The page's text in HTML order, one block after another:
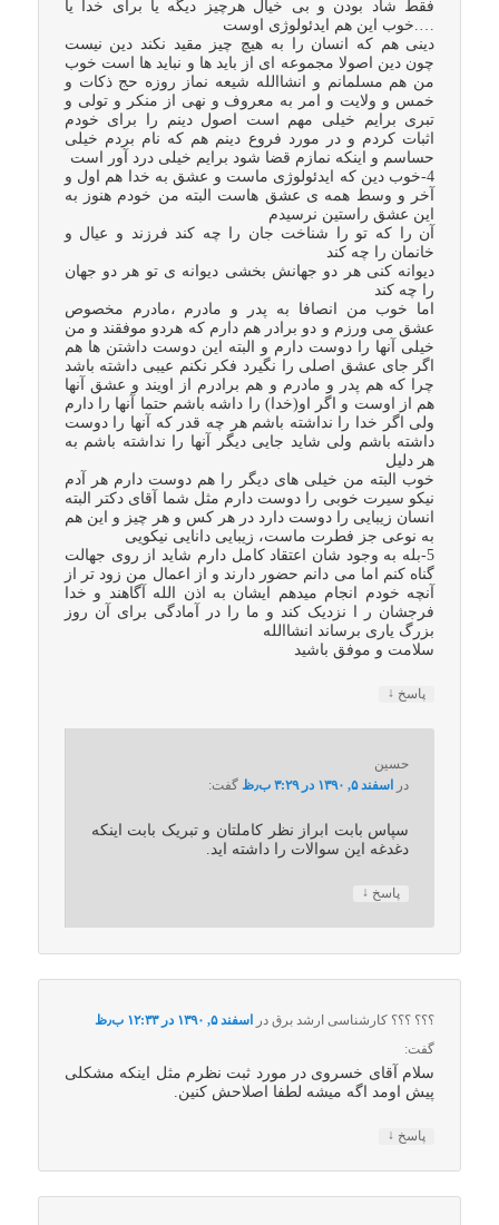
فقط شاد بودن و بی خیال هرچیز دیگه یا برای خدا یا
….خوب این هم ایدئولوژی اوست
دینی هم که انسان را به هیچ چیز مقید نکند دین نیست
چون دین اصولا مجموعه ای از باید ها و نباید ها است خوب
من هم مسلمانم و انشاالله شیعه نماز روزه حج ذکات و
خمس و ولایت و امر به معروف و نهی از منکر و تولی و
تبری برایم خیلی مهم است اصول دینم را برای خودم
اثبات کردم و در مورد فروع دینم هم که نام بردم خیلی
حساسم و اینکه نمازم قضا شود برایم خیلی درد آور است
4-خوب دین که ایدئولوژی ماست و عشق به خدا هم اول و
آخر و وسط همه ی عشق هاست البته من خودم هنوز به
این عشق راستین نرسیدم
آن را که تو را شناخت جان را چه کند فرزند و عیال و
خانمان را چه کند
دیوانه کنی هر دو جهانش بخشی دیوانه ی تو هر دو جهان
را چه کند
اما خوب من انصافا به پدر و مادرم ،مادرم مخصوص
عشق می ورزم و دو برادر هم دارم که هردو موفقند و من
خیلی آنها را دوست دارم و البته این دوست داشتن ها هم
اگر جای عشق اصلی را نگیرد فکر نکنم عیبی داشته باشد
چرا که هم پدر و مادرم و هم برادرم از اویند و عشق آنها
هم از اوست و اگر او(خدا) را داشه باشم حتما آنها را دارم
ولی اگر خدا را نداشته باشم هر چه قدر که آنها را دوست
داشته باشم ولی شاید جایی دیگر آنها را نداشته باشم به
هر دلیل
خوب البته من خیلی های دیگر را هم دوست دارم هر آدم
نیکو سیرت خوبی را دوست دارم مثل شما آقای دکتر البته
انسان زیبایی را دوست دارد در هر کس و هر چیز و این هم
به نوعی جز فطرت ماست، زیبایی دانایی نیکویی
5-بله به وجود شان اعتقاد کامل دارم شاید از روی جهالت
گناه کنم اما می دانم حضور دارند و از اعمال من زود تر از
آنچه خودم انجام میدهم ایشان به اذن الله آگاهند و خدا
فرجشان ر ا نزدیک کند و ما را در آمادگی برای آن روز
بزرگ یاری برساند انشاالله
سلامت و موفق باشید
پاسخ ↓
حسین
در اسفند ۵, ۱۳۹۰ در ۳:۲۹ ب٫ظ گفت:
سپاس بابت ابراز نظر کاملتان و تبریک بابت اینکه
دغدغه این سوالات را داشته اید.
پاسخ ↓
؟؟؟ ؟؟؟ کارشناسی ارشد برقدر
اسفند ۵, ۱۳۹۰ در ۱۲:۳۳ ب٫ظ
گفت:
سلام آقای خسروی در مورد ثبت نظرم مثل اینکه مشکلی
پیش اومد اگه میشه لطفا اصلاحش کنین.
پاسخ ↓